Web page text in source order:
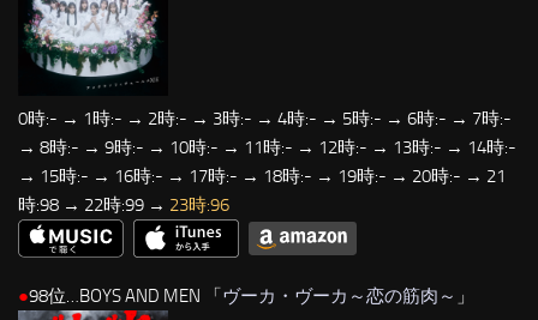
0時:- → 1時:- → 2時:- → 3時:- → 4時:- → 5時:- → 6時:- → 7時:-
→ 8時:- → 9時:- → 10時:- → 11時:- → 12時:- → 13時:- → 14時:-
→ 15時:- → 16時:- → 17時:- → 18時:- → 19時:- → 20時:- → 21
時:98 → 22時:99 → 23時:96
●98位…BOYS AND MEN 「ヴーカ・ヴーカ～恋の筋肉～ 」